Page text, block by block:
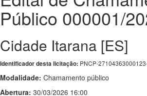
Público 000001/
Cidade Itarana [ES]
Identificador desta licitação: PNCP-
Modalidade: Chamamento público
Abertura: 30/03/2026 16:00